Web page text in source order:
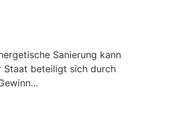
Sanierung kann
Staat beteiligt sich durch